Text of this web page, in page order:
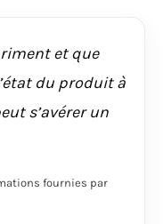
et que
du produit à
s’avérer un
fournies par